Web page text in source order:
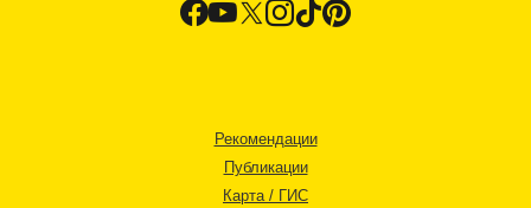
Рекомендации
Публикации
Карта / ГИС